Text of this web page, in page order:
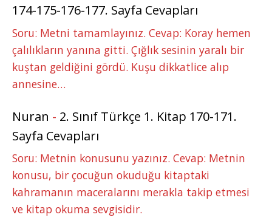
174-175-176-177. Sayfa Cevapları
Soru: Metni tamamlayınız. Cevap: Koray hemen
çalılıkların yanına gitti. Çığlık sesinin yaralı bir
kuştan geldiğini gördü. Kuşu dikkatlice alıp
annesine…
Nuran - 2. Sınıf Türkçe 1. Kitap 170-171.
Sayfa Cevapları
Soru: Metnin konusunu yazınız. Cevap: Metnin
konusu, bir çocuğun okuduğu kitaptaki
kahramanın maceralarını merakla takip etmesi
ve kitap okuma sevgisidir.